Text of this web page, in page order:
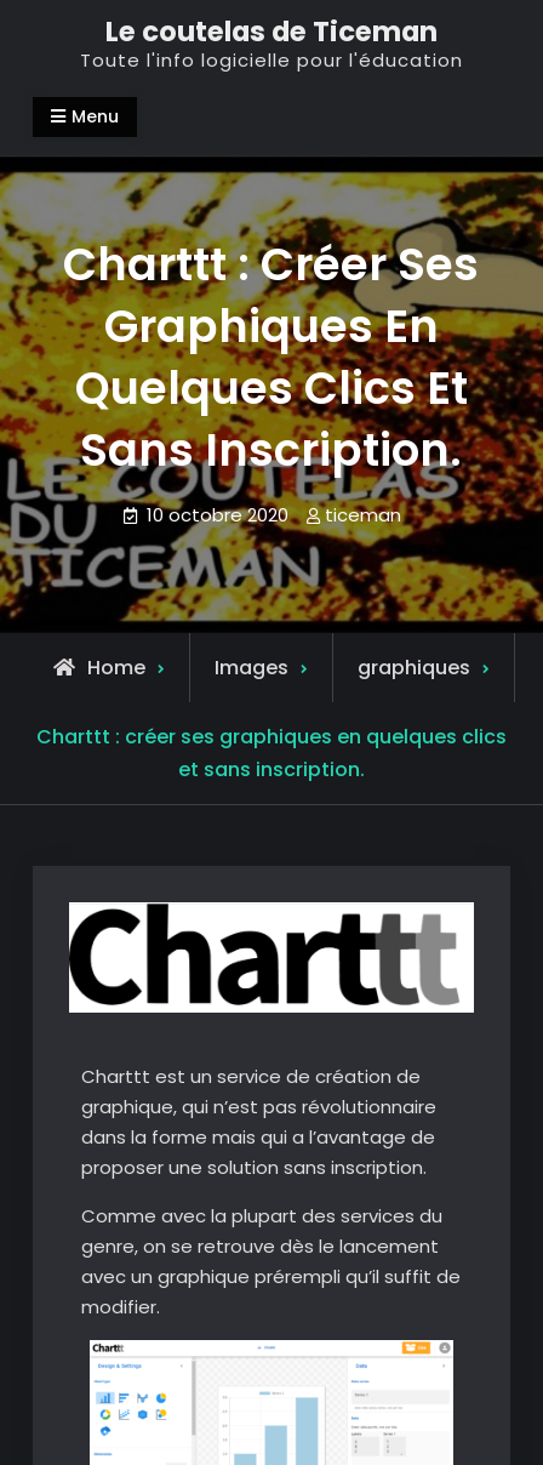
Le coutelas de Ticeman
Toute l'info logicielle pour l'éducation
Menu
Charttt : Créer Ses
Graphiques En
Quelques Clics Et
Sans Inscription.
10 octobre 2020 ticeman
Home Images graphiques
Charttt : créer ses graphiques en quelques clics
et sans inscription.
Charttt est un service de création de
graphique, qui n’est pas révolutionnaire
dans la forme mais qui a l’avantage de
proposer une solution sans inscription.
Comme avec la plupart des services du
genre, on se retrouve dès le lancement
avec un graphique prérempli qu’il suffit de
modifier.